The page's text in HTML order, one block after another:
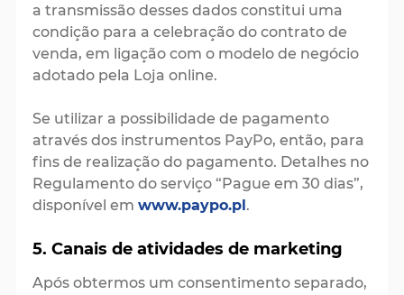
a transmissão desses dados constitui uma
condição para a celebração do contrato de
venda, em ligação com o modelo de negócio
adotado pela Loja online.
Se utilizar a possibilidade de pagamento
através dos instrumentos PayPo, então, para
fins de realização do pagamento. Detalhes no
Regulamento do serviço “Pague em 30 dias”,
disponível em www.paypo.pl.
5. Canais de atividades de marketing
Após obtermos um consentimento separado,